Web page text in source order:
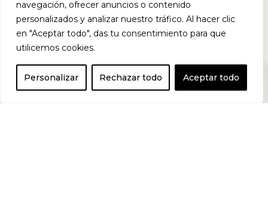
navegación, ofrecer anuncios o contenido
personalizados y analizar nuestro tráfico. Al hacer clic
en "Aceptar todo", das tu consentimiento para que
utilicemos cookies.
Personalizar Rechazar todo Aceptar todo
materias
primas de la